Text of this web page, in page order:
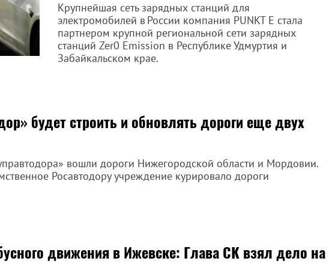
Крупнейшая сеть зарядных станций для
электромобилей в России компания PUNKT E стала
партнером крупной региональной сети зарядных
станций Zer0 Emission в Республике Удмуртия и
Забайкальском крае.
будет строить и обновлять дороги еще двух
вошли дороги Нижегородской области и Мордовии.
Росавтодору учреждение курировало дороги
движения в Ижевске: Глава СК взял дело на